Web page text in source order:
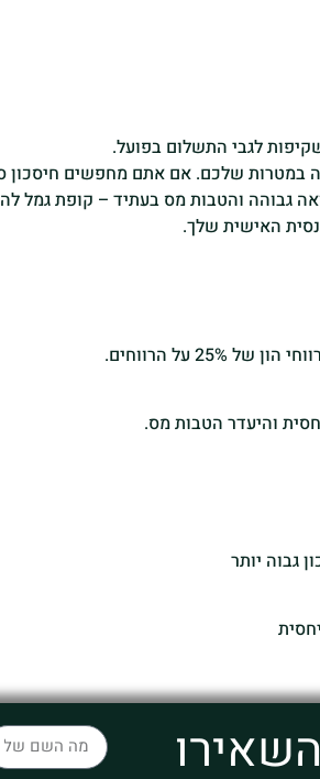
לגבי התשלום בפועל.
שלכם. אם אתם מחפשים חיסכון
גבוהה והטבות מס בעתיד – קופת גמל
האישית שלך.
והיעדר הטבות מס.
גבוה יותר